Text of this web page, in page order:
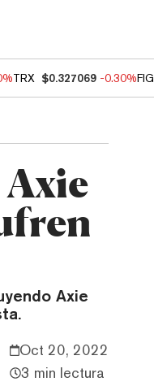
TRX $0.327069 -0.30%
Axie
Oct 20, 2022
3 min lectura